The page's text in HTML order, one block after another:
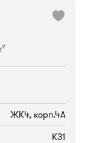
ЖК4, корп.4А
К31